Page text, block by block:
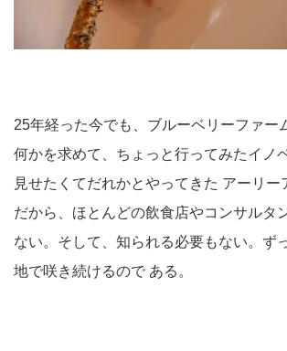
25年経った今でも、ブルーベリーファー
何かを求めて、ちょっと行ってみたイノ
見せたくてだれかとやってきた アーリー
だから、ほとんどの飲食店やコンサルタ
ない。そして、知られる必要もない。ず
地で咲き続けるので ある。